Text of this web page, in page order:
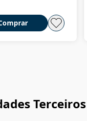
Terceiros